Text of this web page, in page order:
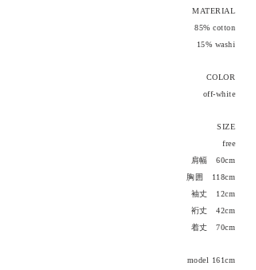
MATERIAL
85% cotton
15% washi
COLOR
off-white
SIZE
free
肩幅 60cm
胸囲 118cm
袖丈 12cm
裄丈 42cm
着丈 70cm
model 161cm